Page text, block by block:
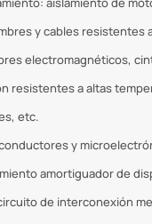
y cables resistentes
electromagnéticos,
resistentes a altas
etc.
y
amortiguador de
de interconexión